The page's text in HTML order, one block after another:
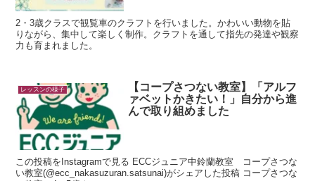
2・3歳クラスで観覧車のクラフトを行いました。かわいい動物を貼
りながら、集中して楽しく制作。クラフトを通して指先の発達や観察
力も育まれました。
レッスンの様子
【コープさつない教室】「アルフ
ァベットかきたい！」自分から進
んで取り組めました
この投稿をInstagramで見る ECCジュニア中鈴蘭教室 コープさつな
い教室(@ecc_nakasuzuran.satsunai)がシェアした投稿 コープさつな